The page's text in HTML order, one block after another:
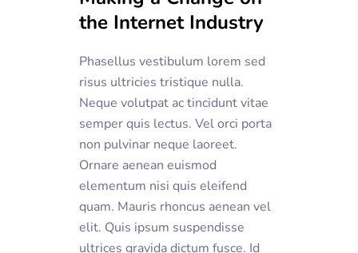
the Internet Industry
Phasellus vestibulum lorem sed
risus ultricies tristique nulla.
Neque volutpat ac tincidunt vitae
semper quis lectus. Vel orci porta
non pulvinar neque laoreet.
Ornare aenean euismod
elementum nisi quis eleifend
quam. Mauris rhoncus aenean vel
elit. Quis ipsum suspendisse
ultrices gravida dictum fusce. Id